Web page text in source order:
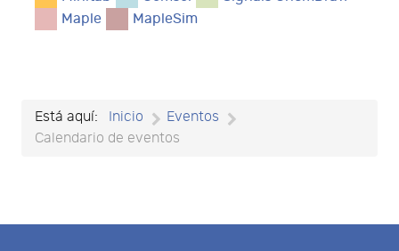
Maple
MapleSim
Está aquí: Inicio
Eventos
Calendario de eventos